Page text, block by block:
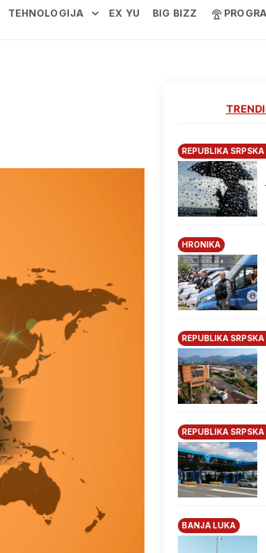
TEHNOLOGIJA EX YU BIG BIZZ
REPUBLIKA SRPSKA
HRONIKA
REPUBLIKA SRPSKA
REPUBLIKA SRPSKA
BANJA LUKA